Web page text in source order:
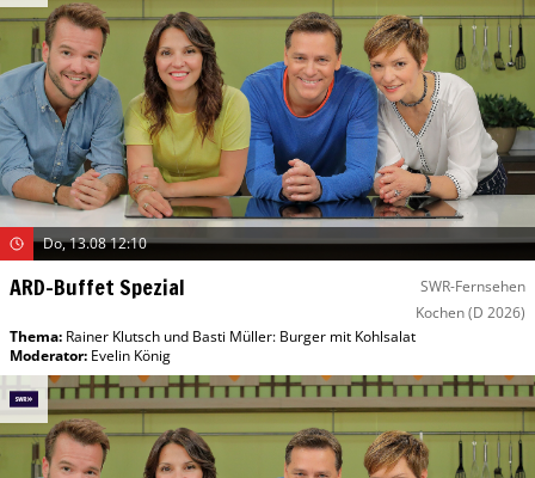
Do, 13.08 12:10
ARD-Buffet Spezial
SWR-Fernsehen
Kochen(D 2026)
Thema: Rainer Klutsch und Basti Müller: Burger mit Kohlsalat
Moderator: Evelin König